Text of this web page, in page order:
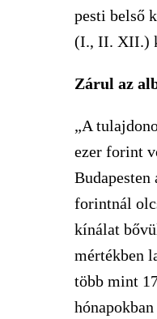
pesti belső
(I., II. XII.)
Zárul az
„A
ezer forint
forintnál
kínálat
mértékben
több mint